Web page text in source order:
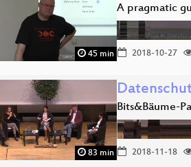
45 min
A pragmatic
2018-10-27
83 min
Bits&Bäume-
2018-11-18